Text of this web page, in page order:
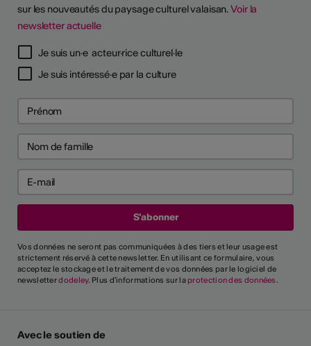
sur les nouveautés du paysage culturel valaisan.Voir la
newsletter actuelle
Je suis un·e acteur·rice culturel·le
Je suis intéressé·e par la culture
Vos données ne seront pas communiquées à des tiers et leur usage est
strictement réservé à cette newsletter. En utilisant ce formulaire, vous
acceptez le stockage et le traitement de vos données par le logiciel de
newsletterdodeley. Plus d'informations sur la protection des données.
Avec le soutien de